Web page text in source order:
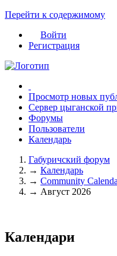
Перейти к содержимому
Войти
Регистрация
Просмотр новых
Сервер цыганской
Форумы
Пользователи
Календарь
Габуричский форум
→ Календарь
→ Community
→ Август 2026
Календари